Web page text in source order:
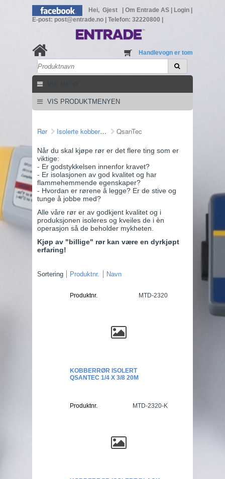
Hei, Gjest Om Entrade AS Login
E-post: post@entrade.no
Telefon: 32220800
Handlevogn er tom
VIS PRODUKTMENYEN
Rør Isolerte kobberrør QsanTec
Når du skal kjøpe rør er det flere ting som er
viktige:
- Er godstykkelsen innenfor kravet?
- Er isolasjonen av god kvalitet og har
flammehemmende egenskaper?
- Hvordan er rørene å legge? Er de stive og
tunge å jobbe med?
Alle våre rør er av godkjent kvalitet og i
produksjonen isoleres og kveiles de i èn
operasjon så de beholder mykheten.
Kjøp av "billige" rør kan være en dyrkjøpt
erfaring!
Sortering Produktnr. Navn
Produktnr. MTD-2320
KOBBERRØR ISOLERT
QSANTEC 1/4 X 3/8 20M
Produktnr. MTD-2320-K